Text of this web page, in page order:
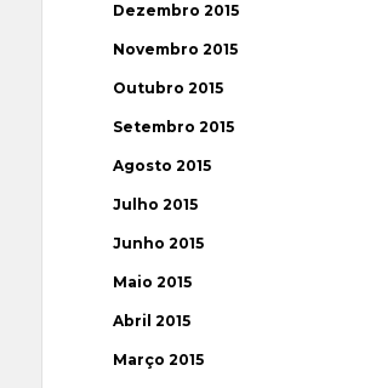
Dezembro 2015
Novembro 2015
Outubro 2015
Setembro 2015
Agosto 2015
Julho 2015
Junho 2015
Maio 2015
Abril 2015
Março 2015